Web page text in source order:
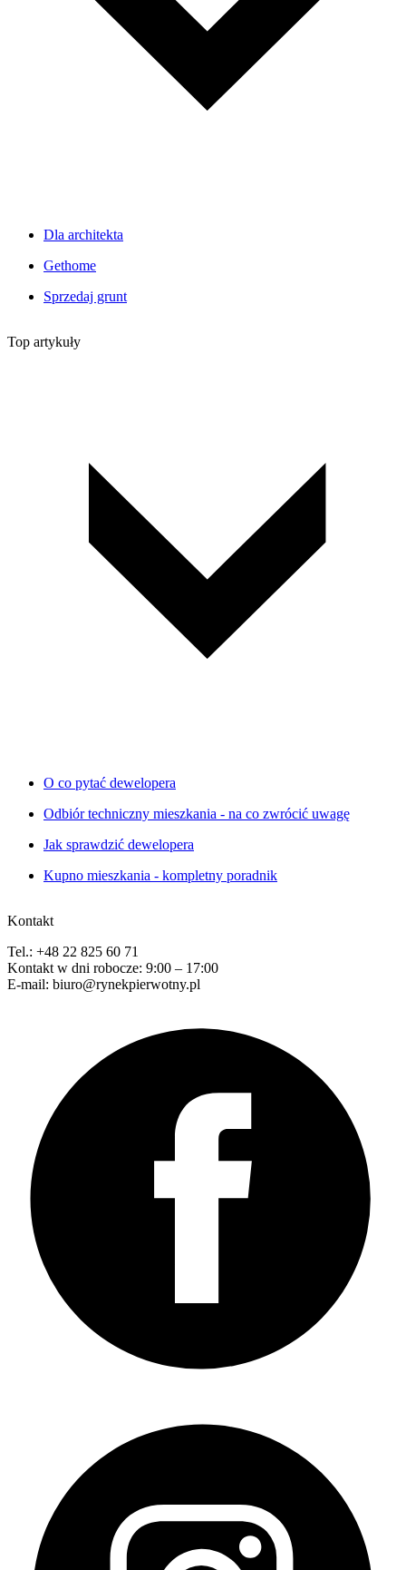
Dla architekta
Gethome
Sprzedaj grunt
Top artykuły
O co pytać dewelopera
Odbiór techniczny mieszkania - na co zwrócić uwagę
Jak sprawdzić dewelopera
Kupno mieszkania - kompletny poradnik
Kontakt
Tel.: +48 22 825 60 71
Kontakt w dni robocze: 9:00 – 17:00
E-mail: biuro@rynekpierwotny.pl